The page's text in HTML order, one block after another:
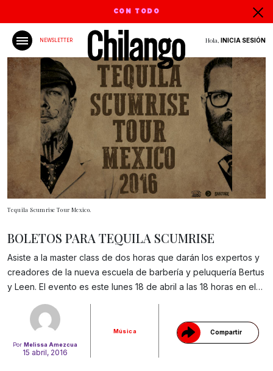
CON TODO
NEWSLETTER Hola, INICIA SESIÓN
Tequila Scumrise Tour Mexico.
PorMelissa Amezcua
15 abril, 2016
Música Compartir
Gracias!
BOLETOS PARA TEQUILA SCUMRISE
Asiste a la master class de dos horas que darán los expertos y
creadores de la nueva escuela de barbería y peluquería Bertus
y Leen. El evento es este lunes 18 de abril a las 18 horas en el…